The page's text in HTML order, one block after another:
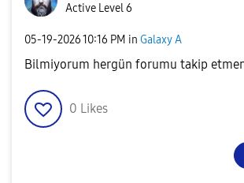
Active Level 6
‎05-19-202610:16 PM in Galaxy A
Bilmiyorum hergün forumu takip
0 Likes